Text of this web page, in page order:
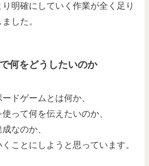
明確にしていく作業が全く足り
した。
何をどうしたいのか
ドゲームとは何か、
って何を伝えたいのか、
なのか、
ことにしようと思っています。